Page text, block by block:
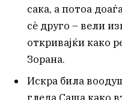
сака, а потоа
сè друго – вели
откривајќи како
Зорана.
Искра била